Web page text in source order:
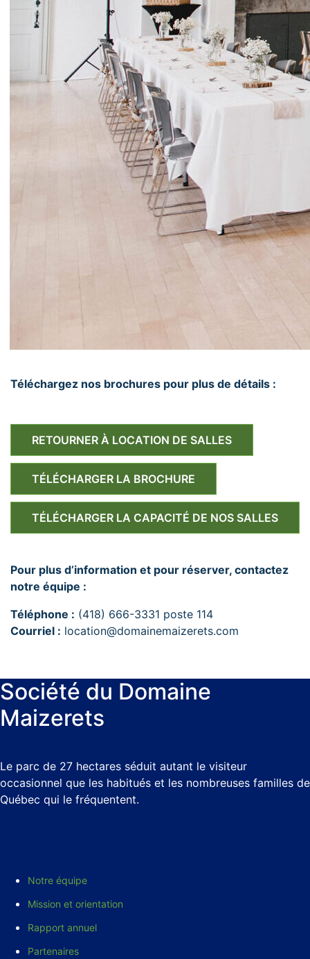
Téléchargez nos brochures pour plus de détails :
RETOURNER À LOCATION DE SALLES
TÉLÉCHARGER LA BROCHURE
TÉLÉCHARGER LA CAPACITÉ DE NOS SALLES
Pour plus d’information et pour réserver, contactez
notre équipe :
Téléphone : (418) 666-3331 poste 114
Courriel : location@domainemaizerets.com
Société du Domaine
Maizerets
Le parc de 27 hectares séduit autant le visiteur
occasionnel que les habitués et les nombreuses familles de
Québec qui le fréquentent.
Notre équipe
Mission et orientation
Rapport annuel
Partenaires